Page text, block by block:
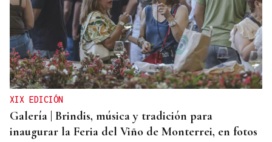
XIX EDICIÓN
Galería | Brindis, música y tradición para
inaugurar la Feria del Viño de Monterrei, en fotos